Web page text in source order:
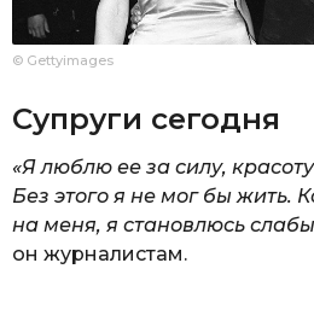
© Gettyimages
Супруги сегодня
«Я люблю ее за силу,
Без этого я не мог бы жить.
на меня, я становлюсь
он журналистам.